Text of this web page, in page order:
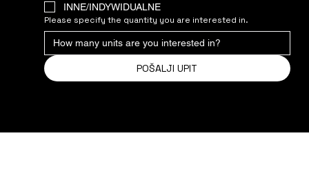
INNE/INDYWIDUALNE
Please specify the quantity you are interested in.
POŠALJI UPIT